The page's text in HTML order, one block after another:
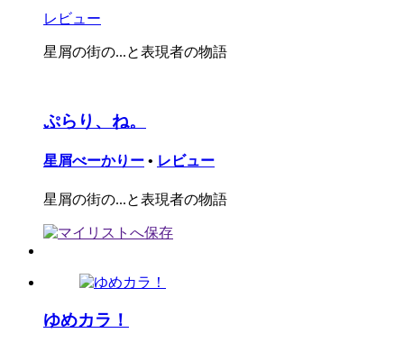
レビュー
星屑の街の...と表現者の物語
ぷらり、ね。
星屑べーかりー • レビュー
星屑の街の...と表現者の物語
ゆめカラ！